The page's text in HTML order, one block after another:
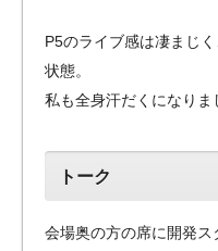
P5のライブ感は凄まじ
状態。
私も全身汗だくになりま
トーク
会場奥の方の席に開発